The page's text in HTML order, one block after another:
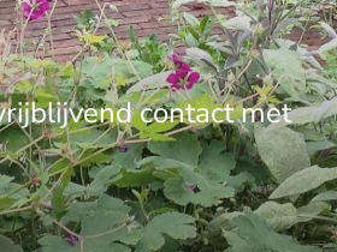
contact met